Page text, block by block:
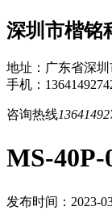
深圳市楷铭
地址：广东省深
手机：
咨询热线
MS-
发布时间：2023-